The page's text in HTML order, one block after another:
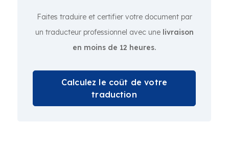
Faites traduire et certifier votre document par
un traducteur professionnel avec une livraison
en moins de 12 heures.
Calculez le coût de votre
traduction